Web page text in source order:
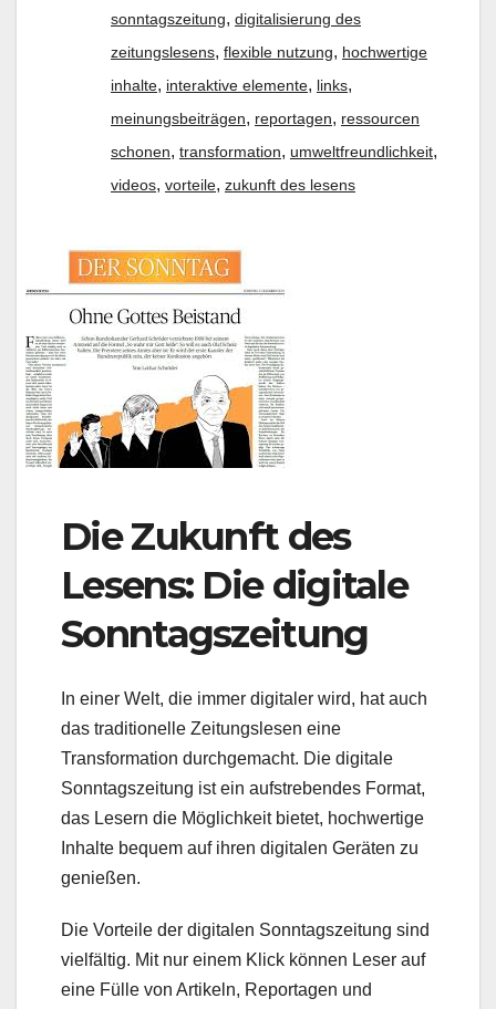
sonntagszeitung, digitalisierung des
zeitungslesens, flexible nutzung, hochwertige
inhalte, interaktive elemente, links,
meinungsbeiträgen, reportagen, ressourcen
schonen, transformation, umweltfreundlichkeit,
videos, vorteile, zukunft des lesens
Die Zukunft des
Lesens: Die digitale
Sonntagszeitung
In einer Welt, die immer digitaler wird, hat auch
das traditionelle Zeitungslesen eine
Transformation durchgemacht. Die digitale
Sonntagszeitung ist ein aufstrebendes Format,
das Lesern die Möglichkeit bietet, hochwertige
Inhalte bequem auf ihren digitalen Geräten zu
genießen.
Die Vorteile der digitalen Sonntagszeitung sind
vielfältig. Mit nur einem Klick können Leser auf
eine Fülle von Artikeln, Reportagen und